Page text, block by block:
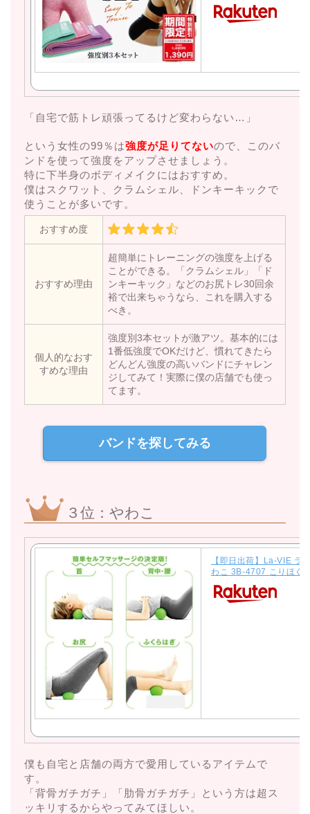
「自宅で筋トレ頑張ってるけど変わらない…」
という女性の99％は強度が足りてないので、このバ
ンドを使って強度をアップさせましょう。
特に下半身のボディメイクにはおすすめ。
僕はスクワット、クラムシェル、ドンキーキックで
使うことが多いです。
おすすめ度
おすすめ理由
超簡単にトレーニングの強度を上げる
ことができる。「クラムシェル」「ド
ンキーキック」などのお尻トレ30回余
裕で出来ちゃうなら、これを購入する
べき。
個人的なおす
すめな理由
強度別3本セットが激アツ。基本的には
1番低強度でOKだけど、慣れてきたら
どんどん強度の高いバンドにチャレン
ジしてみて！実際に僕の店舗でも使っ
てます。
バンドを探してみる
３位：やわこ
【即日出荷】La-VIE ラ
わこ 3B-4707 こりほぐ
僕も自宅と店舗の両方で愛用しているアイテムで
す。
「背骨ガチガチ」「肋骨ガチガチ」という方は超ス
ッキリするからやってみてほしい。